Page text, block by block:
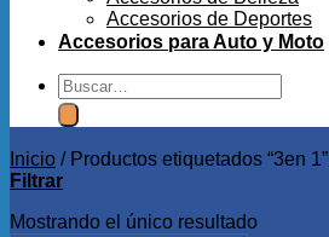
Accesorios de Deportes
Accesorios para Auto y Moto
Buscar
por:
Inicio /Productos etiquetados “3en 1”
Filtrar
Mostrando el único resultado